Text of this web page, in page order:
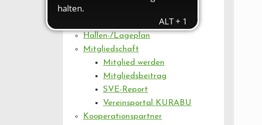
Geschäftsstelle
Hallen-/Lageplan
Mitgliedschaft
Mitglied werden
Mitgliedsbeitrag
SVE-Report
Vereinsportal KURABU
Kooperationspartner